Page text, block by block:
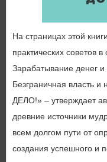
На страницах этой
практических советов
Зарабатывание денег
Безграничная власть
ДЕЛО!» – утверждает
древние источники
всем долгом пути от
создания успешного и